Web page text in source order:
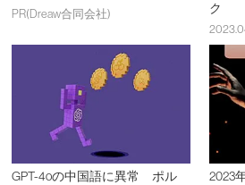
PR(Dreaw合同会社)
ク
GPT-4oの中国語に異常 ポル
2023